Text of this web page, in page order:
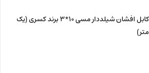
کابل افشان شیلددار مسی 10*3 برند کسری (یک
متر)